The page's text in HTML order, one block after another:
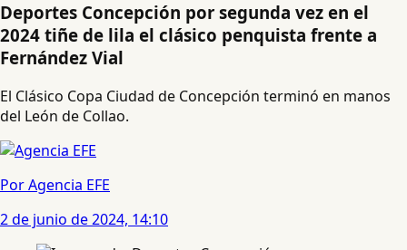
Deportes Concepción por segunda vez en el
2024 tiñe de lila el clásico penquista frente a
Fernández Vial
El Clásico Copa Ciudad de Concepción terminó en manos
del León de Collao.
Por Agencia EFE
2 de junio de 2024, 14:10